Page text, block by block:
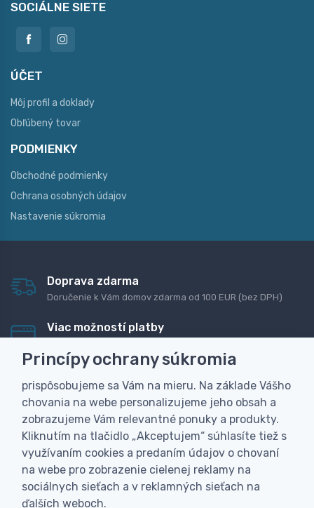
SOCIÁLNE SIETE
ÚČET
Môj profil a doklady
Obľúbený tovar
PODMIENKY
Obchodné podmienky
Ochrana osobných údajov
Nastavenie súkromia
Doprava zdarma
Doručenie k Vám domov zdarma od 100 EUR (bez DPH)
Viac možností platby
dobierku
Personalizácia
Vyrobíme Vám vlastný originálny darček
Skúsenosť
Široký sortiment, z ktorého Vám pomôžeme vybrať
Princípy ochrany súkromia
prispôsobujeme sa Vám na mieru. Na základe Vášho
chovania na webe personalizujeme jeho obsah a
zobrazujeme Vám relevantné ponuky a produkty.
Kliknutím na tlačidlo „Akceptujem“ súhlasíte tiež s
využívaním cookies a predaním údajov o chovaní
na webe pro zobrazenie cielenej reklamy na
sociálnych sieťach a v reklamných sieťach na
ďalších weboch.